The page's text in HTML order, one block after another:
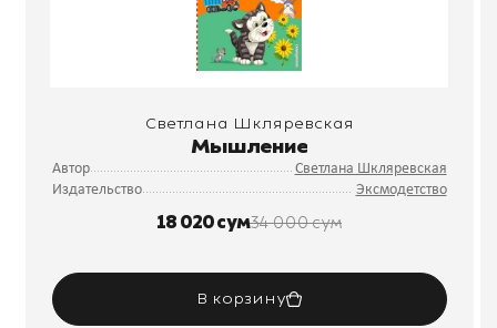
Светлана Шкляревская
Мышление
Автор
Светлана Шкляревская
Издательство
Эксмодетство
18 020 сум34 000 сум
В корзину